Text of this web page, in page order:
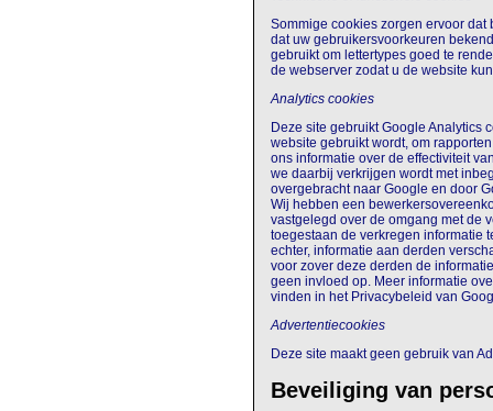
Sommige cookies zorgen ervoor
dat uw gebruikersvoorkeuren
gebruikt om lettertypes goed te
de webserver zodat u de website
Analytics cookies
Deze site gebruikt Google Analytics
website gebruikt wordt, om
ons informatie over de effectiviteit
we daarbij verkrijgen wordt met
overgebracht naar Google en door
Wij hebben een
vastgelegd over de omgang met de
toegestaan de verkregen informatie
echter, informatie aan derden
voor zover deze derden de
geen invloed op. Meer informatie
vinden in het Privacybeleid van
Advertentiecookies
Deze site maakt geen gebruik van
Beveiliging van